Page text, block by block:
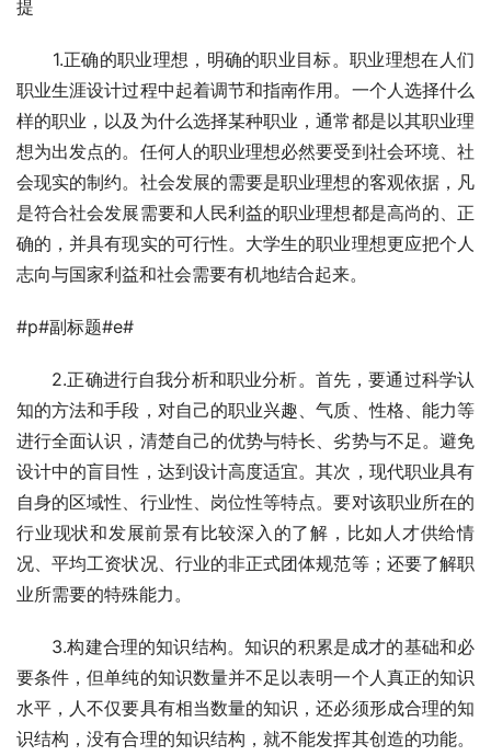
提
1.正确的职业理想，明确的职业目标。职业理想在人们
职业生涯设计过程中起着调节和指南作用。一个人选择什么
样的职业，以及为什么选择某种职业，通常都是以其职业理
想为出发点的。任何人的职业理想必然要受到社会环境、社
会现实的制约。社会发展的需要是职业理想的客观依据，凡
是符合社会发展需要和人民利益的职业理想都是高尚的、正
确的，并具有现实的可行性。大学生的职业理想更应把个人
志向与国家利益和社会需要有机地结合起来。
#p#副标题#e#
2.正确进行自我分析和职业分析。首先，要通过科学认
知的方法和手段，对自己的职业兴趣、气质、性格、能力等
进行全面认识，清楚自己的优势与特长、劣势与不足。避免
设计中的盲目性，达到设计高度适宜。其次，现代职业具有
自身的区域性、行业性、岗位性等特点。要对该职业所在的
行业现状和发展前景有比较深入的了解，比如人才供给情
况、平均工资状况、行业的非正式团体规范等；还要了解职
业所需要的特殊能力。
3.构建合理的知识结构。知识的积累是成才的基础和必
要条件，但单纯的知识数量并不足以表明一个人真正的知识
水平，人不仅要具有相当数量的知识，还必须形成合理的知
识结构，没有合理的知识结构，就不能发挥其创造的功能。